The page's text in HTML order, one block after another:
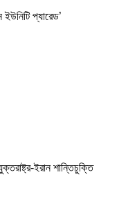
প্যারেড’
ইরান শান্তিচুক্তি